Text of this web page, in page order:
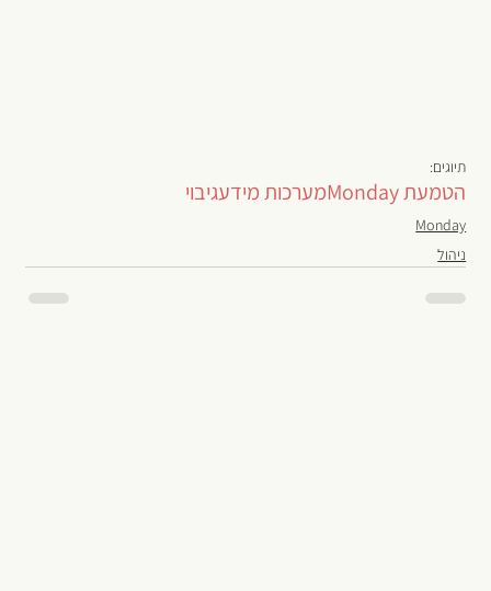
תיוגים:
הטמעת Monday מערכות מידעגיבוי
Monday
ניהול